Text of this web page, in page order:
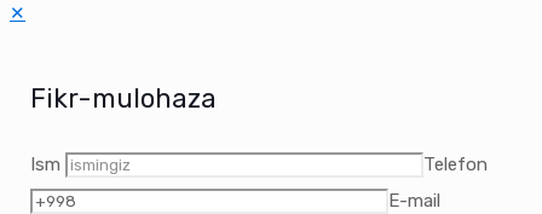
✕
Fikr-mulohaza
Ism
Telefon
E-mail